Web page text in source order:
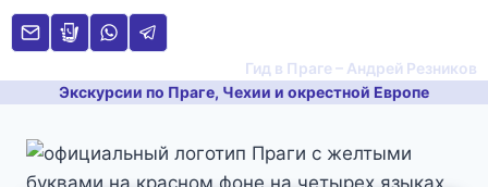
Гид в Праге – Андрей Резников
Экскурсии по Праге, Чехии и окрестной Европе